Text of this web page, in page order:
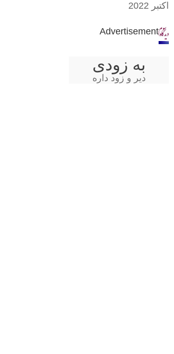
اکتبر 2022
Advertisement
به زودی
دیر و زود داره